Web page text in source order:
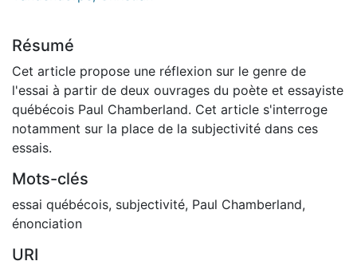
Résumé
Cet article propose une réflexion sur le genre de
l'essai à partir de deux ouvrages du poète et essayiste
québécois Paul Chamberland. Cet article s'interroge
notamment sur la place de la subjectivité dans ces
essais.
Mots-clés
essai québécois, subjectivité, Paul Chamberland,
énonciation
URI